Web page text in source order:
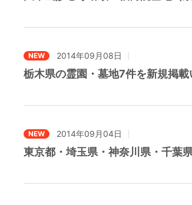
NEW 2014年09月08日
栃木県の霊園・墓地7件を新規掲載
NEW 2014年09月04日
東京都・埼玉県・神奈川県・千葉